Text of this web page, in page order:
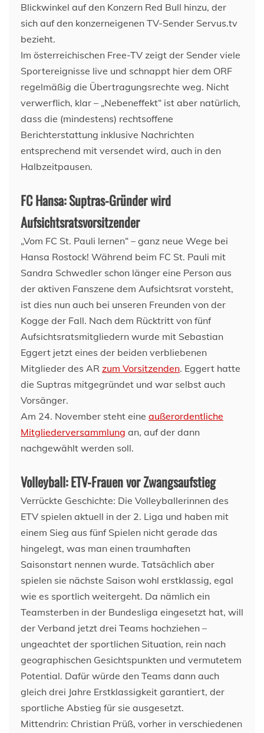
Blickwinkel auf den Konzern Red Bull hinzu, der
sich auf den konzerneigenen TV-Sender Servus.tv
bezieht.
Im österreichischen Free-TV zeigt der Sender viele
Sportereignisse live und schnappt hier dem ORF
regelmäßig die Übertragungsrechte weg. Nicht
verwerflich, klar – „Nebeneffekt“ ist aber natürlich,
dass die (mindestens) rechtsoffene
Berichterstattung inklusive Nachrichten
entsprechend mit versendet wird, auch in den
Halbzeitpausen.
FC Hansa: Suptras-Gründer wird
Aufsichtsratsvorsitzender
„Vom FC St. Pauli lernen“ – ganz neue Wege bei
Hansa Rostock! Während beim FC St. Pauli mit
Sandra Schwedler schon länger eine Person aus
der aktiven Fanszene dem Aufsichtsrat vorsteht,
ist dies nun auch bei unseren Freunden von der
Kogge der Fall. Nach dem Rücktritt von fünf
Aufsichtsratsmitgliedern wurde mit Sebastian
Eggert jetzt eines der beiden verbliebenen
Mitglieder des AR zum Vorsitzenden. Eggert hatte
die Suptras mitgegründet und war selbst auch
Vorsänger.
Am 24. November steht eine außerordentliche
Mitgliederversammlung an, auf der dann
nachgewählt werden soll.
Volleyball: ETV-Frauen vor Zwangsaufstieg
Verrückte Geschichte: Die Volleyballerinnen des
ETV spielen aktuell in der 2. Liga und haben mit
einem Sieg aus fünf Spielen nicht gerade das
hingelegt, was man einen traumhaften
Saisonstart nennen wurde. Tatsächlich aber
spielen sie nächste Saison wohl erstklassig, egal
wie es sportlich weitergeht. Da nämlich ein
Teamsterben in der Bundesliga eingesetzt hat, will
der Verband jetzt drei Teams hochziehen –
ungeachtet der sportlichen Situation, rein nach
geographischen Gesichtspunkten und vermutetem
Potential. Dafür würde den Teams dann auch
gleich drei Jahre Erstklassigkeit garantiert, der
sportliche Abstieg für sie ausgesetzt.
Mittendrin: Christian Prüß, vorher in verschiedenen